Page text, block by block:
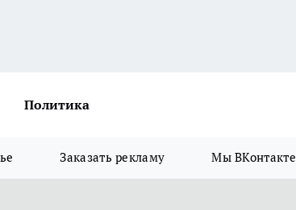
Политика
Заказать рекламу Мы ВКонтакте